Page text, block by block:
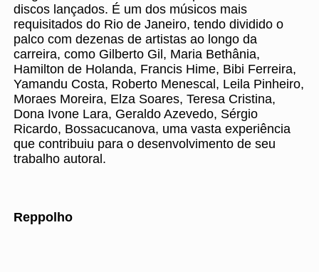
discos lançados. É um dos músicos mais
requisitados do Rio de Janeiro, tendo dividido o
palco com dezenas de artistas ao longo da
carreira, como Gilberto Gil, Maria Bethânia,
Hamilton de Holanda, Francis Hime, Bibi Ferreira,
Yamandu Costa, Roberto Menescal, Leila Pinheiro,
Moraes Moreira, Elza Soares, Teresa Cristina,
Dona Ivone Lara, Geraldo Azevedo, Sérgio
Ricardo, Bossacucanova, uma vasta experiência
que contribuiu para o desenvolvimento de seu
trabalho autoral.
Reppolho